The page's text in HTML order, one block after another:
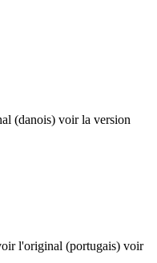
(danois) voir la version
l'original (portugais) voir